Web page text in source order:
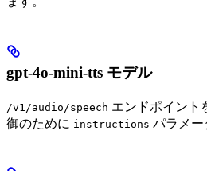
gpt-4o-mini-tts モデル
/v1/audio/speech エンドポイント
御のために instructions パラメー